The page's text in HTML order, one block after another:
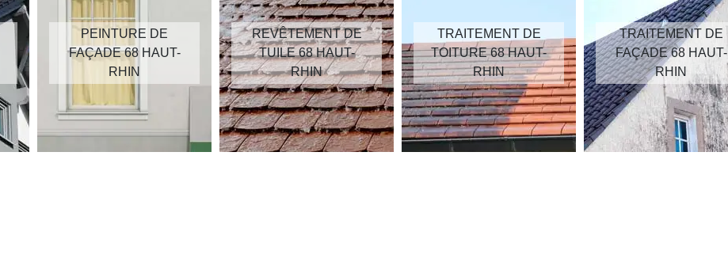
PEINTURE DE
FAÇADE 68 HAUT-
RHIN
REVÊTEMENT DE
TUILE 68 HAUT-
RHIN
TRAITEMENT DE
TOITURE 68 HAUT-
RHIN
TRAITEMENT DE
FAÇADE 68 HAUT-
RHIN